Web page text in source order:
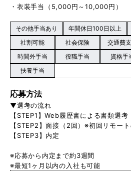
・衣装手当（5,000円～10,000円）
その他手当あり 年間休日100日以上
社割可能
社会保険 交通費
時間外手当
役職手当 資格手
扶養手当
応募方法
▼選考の流れ
【STEP1】Web履歴書による書類選考
【STEP2】面接（2回）※初回リモー
【STEP3】内定
※応募から内定まで約3週間
※最短1ヶ月以内の入社も可能